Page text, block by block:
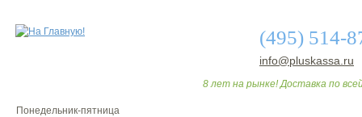
(495) 514-
info@pluskassa.ru
8 лет на рынке! Доставка по
Понедельник-пятница